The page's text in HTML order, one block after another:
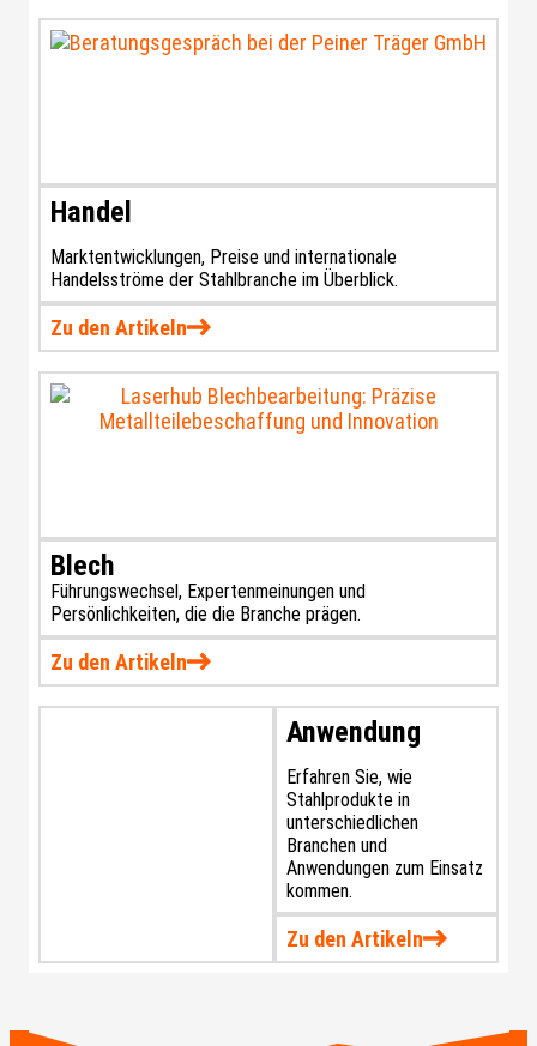
Handel
Marktentwicklungen, Preise und internationale
Handelsströme der Stahlbranche im Überblick.
Zu den Artikeln
Blech
Führungswechsel, Expertenmeinungen und
Persönlichkeiten, die die Branche prägen.
Zu den Artikeln
Anwendung
Erfahren Sie, wie
Stahlprodukte in
unterschiedlichen
Branchen und
Anwendungen zum Einsatz
kommen.
Zu den Artikeln